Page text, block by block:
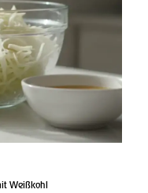
Weißkohl